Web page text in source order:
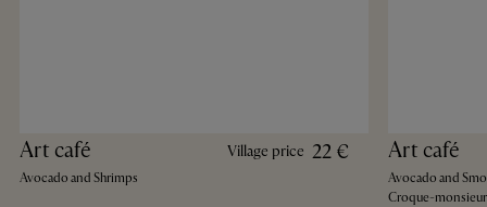
Art café
Avocado and Shrimps
Village price 22 € Art café
Avocado and
Croque-